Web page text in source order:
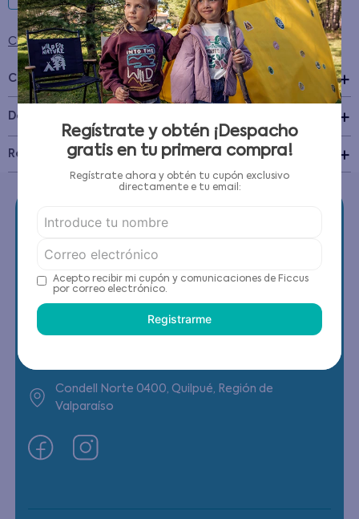
Condiciones para cambios y devoluciones
Características
Detalles del Producto +
Recomendaciones de cuidado
Contáctanos
(22) 6178818 - Compras Internet
Condell Norte 0400, Quilpué, Región de
Valparaíso
Regístrate y obtén ¡Despacho
gratis en tu primera compra!
Regístrate ahora y obtén tu cupón exclusivo
directamente e tu email:
Acepto recibir mi cupón y comunicaciones de Ficcus
por correo electrónico.
Registrarme